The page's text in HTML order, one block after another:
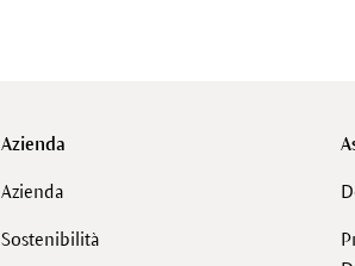
Azienda
Azienda
Sostenibilità